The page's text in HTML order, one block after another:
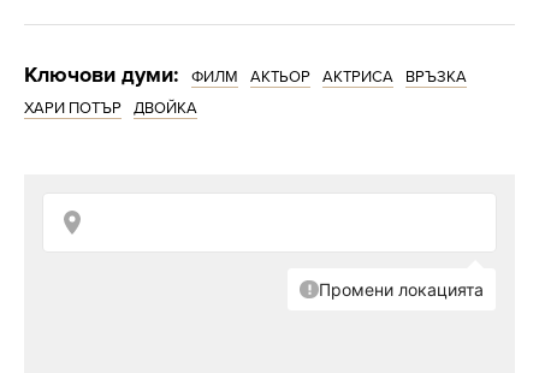
Ключови думи: ФИЛМ АКТЬОР АКТРИСА
ВРЪЗКА
ХАРИ ПОТЪР
ДВОЙКА